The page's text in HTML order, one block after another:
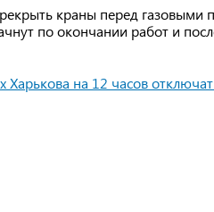
краны перед газовыми
по окончании работ и
Харькова на 12 часов